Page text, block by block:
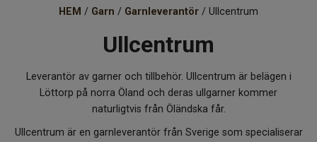
Stickmönster
Ullprodukter
HEM / Garn / Garnleverantör / Ullcentrum
Ullcentrum
Leverantör av garner och tillbehör. Ullcentrum är belägen i
Löttorp på norra Öland och deras ullgarner kommer
naturligtvis från Öländska får.
Ullcentrum är en garnleverantör från Sverige som specialiserar